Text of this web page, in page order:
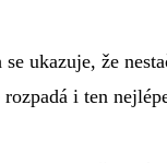
ukazuje, že
rozpadá i ten